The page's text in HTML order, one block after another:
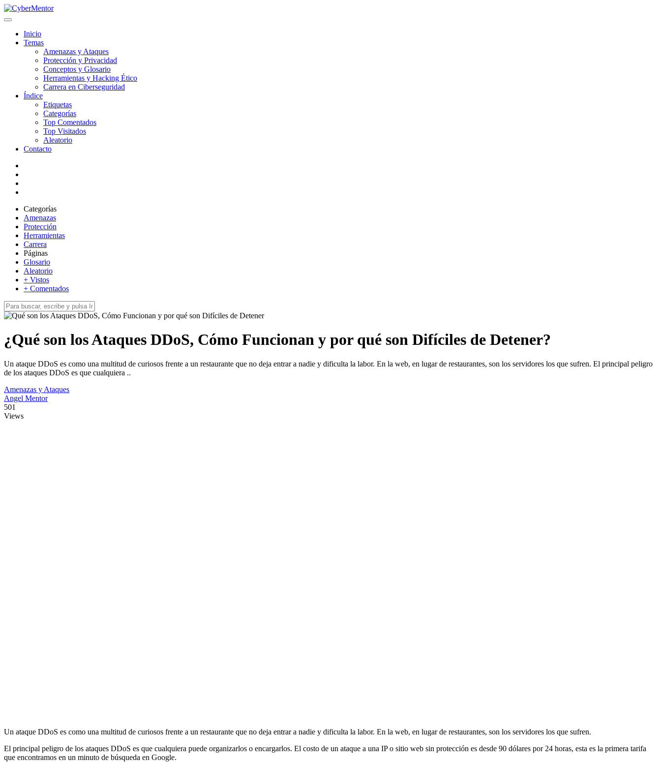
Inicio
Temas
Amenazas y Ataques
Protección y Privacidad
Conceptos y Glosario
Herramientas y Hacking Ético
Carrera en Ciberseguridad
Índice
Etiquetas
Categorías
Top Comentados
Top Visitados
Aleatorio
Contacto
Categorías
Amenazas
Protección
Herramientas
Carrera
Páginas
Glosario
Aleatorio
+ Vistos
+ Comentados
¿Qué son los Ataques DDoS, Cómo Funcionan y por qué son Difíciles de Detener?
Un ataque DDoS es como una multitud de curiosos frente a un restaurante que no deja entrar a nadie y dificulta la labor. En la web, en lugar de restaurantes, son los servidores los que sufren. El principal peligro
de los ataques DDoS es que cualquiera ..
Amenazas y Ataques
Angel Mentor
501
Views
Un ataque DDoS es como una multitud de curiosos frente a un restaurante que no deja entrar a nadie y dificulta la labor. En la web, en lugar de restaurantes, son los servidores los que sufren.
El principal peligro de los ataques DDoS es que cualquiera puede organizarlos o encargarlos. El costo de un ataque a una IP o sitio web sin protección es desde 90 dólares por 24 horas, esta es la primera tarifa
que encontramos en un minuto de búsqueda en Google.